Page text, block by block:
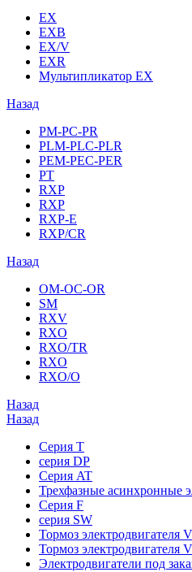
EX
EXB
EX/V
EXR
Мультипликатор EX
Назад
PM-PC-PR
PLM-PLC-PLR
PEM-PEC-PER
PT
RXP
RXP
RXP-E
RXP/CR
Назад
OM-OC-OR
SM
RXV
RXO
RXO/TR
RXO
RXO/O
Назад
Назад
Серия T
серия DP
Серия AT
Трехфазные асинхронные
Серия F
серия SW
Тормоз электродвигателя
Тормоз электродвигателя
Электродвигатели под